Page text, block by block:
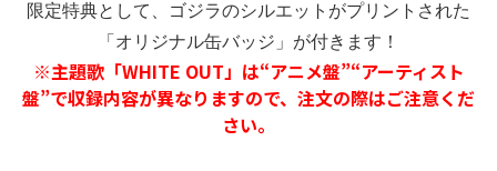
アニメ『僕のヒーローアカデミア』10周年
ハイキュー!!ジャージ＆ユニフォーム
限定特典として、ゴジラのシルエットがプリントされた
「オリジナル缶バッジ」が付きます！
※主題歌「WHITE OUT」は“アニメ盤”“アーティスト
盤”で収録内容が異なりますので、注文の際はご注意くだ
さい。